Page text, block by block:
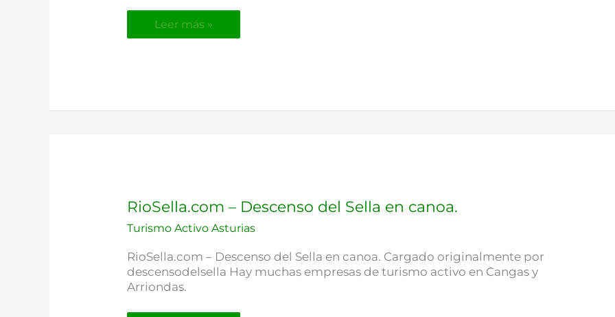
Leer más »
RioSella.com – Descenso del Sella en canoa.
Turismo Activo Asturias
RioSella.com – Descenso del Sella en canoa. Cargado originalmente por
descensodelsella Hay muchas empresas de turismo activo en Cangas y
Arriondas.
RioSella.com
Descenso
Sella
en
canoa.